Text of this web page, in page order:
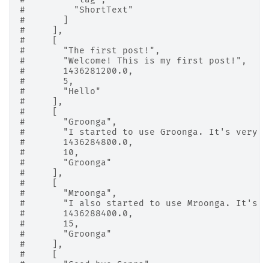
#         "ShortText"
#       ]
#     ],
#     [
#       "The first post!",
#       "Welcome! This is my first post!",
#       1436281200.0,
#       5,
#       "Hello"
#     ],
#     [
#       "Groonga",
#       "I started to use Groonga. It's very
#       1436284800.0,
#       10,
#       "Groonga"
#     ],
#     [
#       "Mroonga",
#       "I also started to use Mroonga. It's
#       1436288400.0,
#       15,
#       "Groonga"
#     ],
#     [